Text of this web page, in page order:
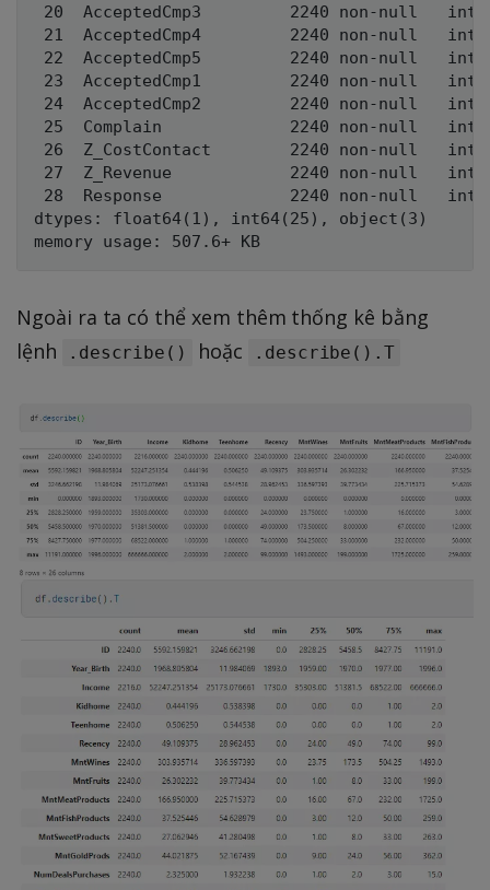
20  AcceptedCmp3         2240 non-null
21  AcceptedCmp4         2240 non-null
22  AcceptedCmp5         2240 non-null
23  AcceptedCmp1         2240 non-null
24  AcceptedCmp2         2240 non-null
25  Complain             2240 non-null
26  Z_CostContact        2240 non-null
27  Z_Revenue            2240 non-null
28  Response             2240 non-null
dtypes: float64(1), int64(25), object(3)
Ngoài ra ta có thể xem thêm thống kê bằng
lệnh
.describe() hoặc .describe().T